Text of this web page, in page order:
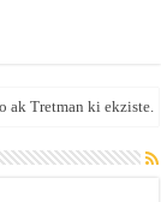
ak Tretman ki ekziste.